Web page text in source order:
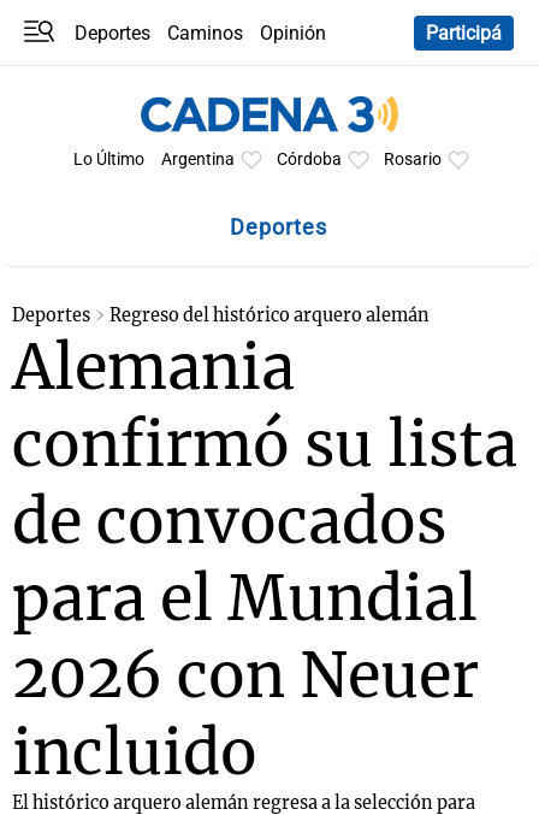
Deportes Caminos
Opinión
Participá
Lo Último Argentina Córdoba Rosario
Deportes
Deportes Regreso del histórico arquero alemán
Alemania
confirmó su lista
de convocados
para el Mundial
2026 con Neuer
incluido
El histórico arquero alemán regresa a la selección para